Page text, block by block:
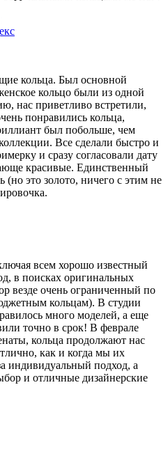
кольца. Был основной
кольцо были из одной
нас приветливо встретили,
понравились кольца,
был побольше, чем
Все сделали быстро и
и сразу согласовали дату
красивые. Единственный
(но это золото, ничего с этим не
всем хорошо известный
в поисках оригинальных
везде очень ограниченный по
кольцам). В студии
много моделей, а еще
точно в срок! В феврале
кольца продолжают нас
как и когда мы их
индивидуальный подход, а
и отличные дизайнерские